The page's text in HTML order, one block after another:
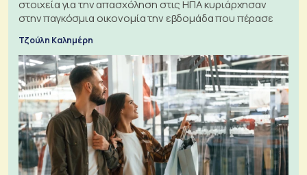
στοιχεία για την απασχόληση στις ΗΠΑ κυριάρχησαν
στην παγκόσμια οικονομία την εβδομάδα που πέρασε
Τζούλη Καλημέρη